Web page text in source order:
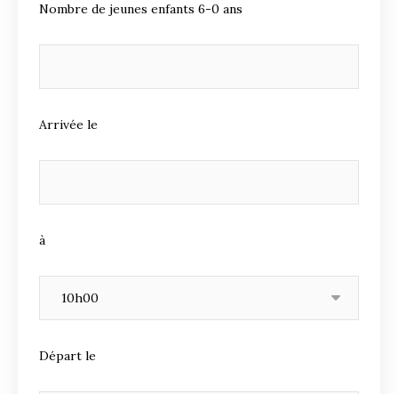
Nombre de jeunes enfants 6-0 ans
Arrivée le
à
Départ le